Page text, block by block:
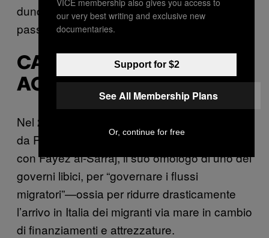
dunque ai centri di detenzione.” E qui
passiamo al secondo punto.
CANCELLARE GLI
ACCORDI CON LA LIBIA
Nel 2017 il governo di centrosinistra, guidato
da Paolo Gentiloni, aveva stretto un accordo
con Fayez al-Sarraj, il suo omologo di uno dei
governi libici, per “governare i flussi
migratori”—ossia per ridurre drasticamente
l’arrivo in Italia dei migranti via mare in cambio
di finanziamenti e attrezzature.
our very best writing and exclusive new
documentaries.
Support for $2
See All Membership Plans
Or, continue for free